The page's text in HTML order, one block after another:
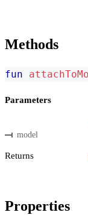
Methods
fun
Parameters
model
Returns
Properties